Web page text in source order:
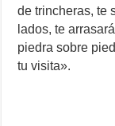
de trincheras, te
lados, te
piedra sobre
tu visita».